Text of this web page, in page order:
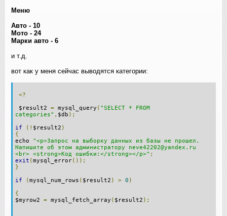
Меню
Авто - 10
Мото - 24
Марки авто - 6
и т.д.
вот как у меня сейчас выводятся категории:
<?
$result2 = mysql_query ( "SELECT * FROM
categories" , $db );
if
(! $result2 )
{
echo "<p>Запрос на выборку данных из базы не прошел.
Напишите об этом администратору neve42202@yandex.ru
<br> <strong>Код ошибки:</strong></p>" ;
exit ( mysql_error());
}
if
( mysql_num_rows ( $result2 ) > 0 )
{
$myrow2 = mysql_fetch_array ( $result2 );